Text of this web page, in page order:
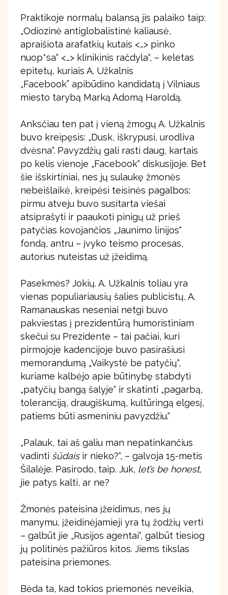
Praktikoje normalų balansą jis palaiko taip:
„Odiozinė antiglobalistinė kaliausė,
apraišiota arafatkių kutais <…> pinko
nuop*sa“ <…> klinikinis račdyla“, – keletas
epitetų, kuriais A. Užkalnis
„Facebook” apibūdino kandidatą į Vilniaus
miesto tarybą Marką Adomą Haroldą.
Anksčiau ten pat į vieną žmogų A. Užkalnis
buvo kreipęsis: „Dusk, iškrypusi, urodliva
dvėsna“. Pavyzdžių gali rasti daug, kartais
po kelis vienoje „Facebook“ diskusijoje. Bet
šie išskirtiniai, nes jų sulaukę žmonės
nebeišlaikė, kreipėsi teisinės pagalbos:
pirmu atveju buvo susitarta viešai
atsiprašyti ir paaukoti pinigų už prieš
patyčias kovojančios „Jaunimo linijos“
fondą, antru – įvyko teismo procesas,
autorius nuteistas už įžeidimą.
Pasekmės? Jokių. A. Užkalnis toliau yra
vienas populiariausių šalies publicistų, A.
Ramanauskas neseniai netgi buvo
pakviestas į prezidentūrą humoristiniam
skečui su Prezidente – tai pačiai, kuri
pirmojoje kadencijoje buvo pasirašiusi
memorandumą „Vaikystė be patyčių“,
kuriame kalbėjo apie būtinybę stabdyti
„patyčių bangą šalyje“ ir skatinti „pagarbą,
toleranciją, draugiškumą, kultūringą elgesį,
patiems būti asmeniniu pavyzdžiu.“
„Palauk, tai aš galiu man nepatinkančius
vadinti šūdais ir nieko?“, – galvoja 15-metis
Šilalėje. Pasirodo, taip. Juk, let’s be honest,
jie patys kalti, ar ne?
Žmonės pateisina įžeidimus, nes jų
manymu, įžeidinėjamieji yra tų žodžių verti
– galbūt jie „Rusijos agentai“, galbūt tiesiog
jų politinės pažiūros kitos. Jiems tikslas
pateisina priemones.
Bėda ta, kad tokios priemonės neveikia,